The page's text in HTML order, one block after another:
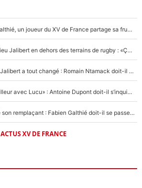
Mis de côté par Fabien Galthié, un joueur du XV de France partage sa frustration : «ils ne me l’ont pas dit tout de suite»
La raison d'être de Matthieu Jalibert en dehors des terrains de rugby : «Ça m'atteint autant que si tu touches à un membre de ma famille»
XV de France - Matthieu Jalibert a tout changé : Romain Ntamack doit-il s’inquiéter pour sa place à un an de la Coupe du monde ?
«Le XV de France est meilleur avec Lucu» : Antoine Dupont doit-il s’inquiéter pour sa place ?
Le XV de France a trouvé son remplaçant : Fabien Galthié doit-il se passer d'Antoine Dupont ?
ACTUS XV DE FRANCE